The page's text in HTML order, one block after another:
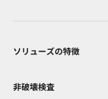
ソリューズの特徴
非破壊検査